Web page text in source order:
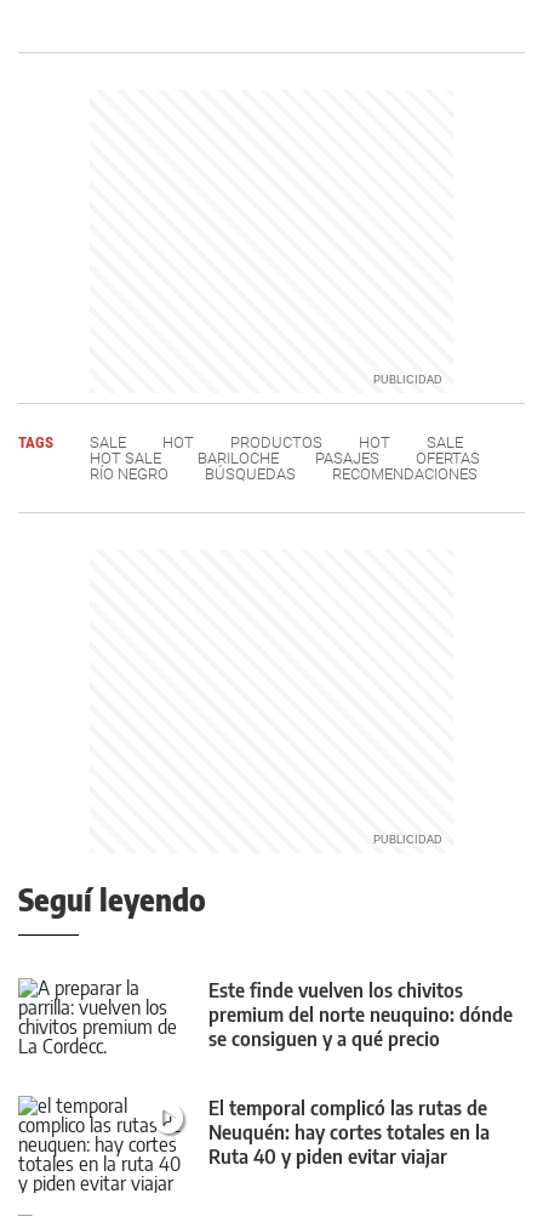
TAGS SALE HOT PRODUCTOS HOT
SALE
HOT SALE
BARILOCHE PASAJES
OFERTAS
RÍO NEGRO
BÚSQUEDAS RECOMENDACIONES
Seguí leyendo
Este finde vuelven los chivitos
premium del norte neuquino: dónde
se consiguen y a qué precio
El temporal complicó las rutas de
Neuquén: hay cortes totales en la
Ruta 40 y piden evitar viajar